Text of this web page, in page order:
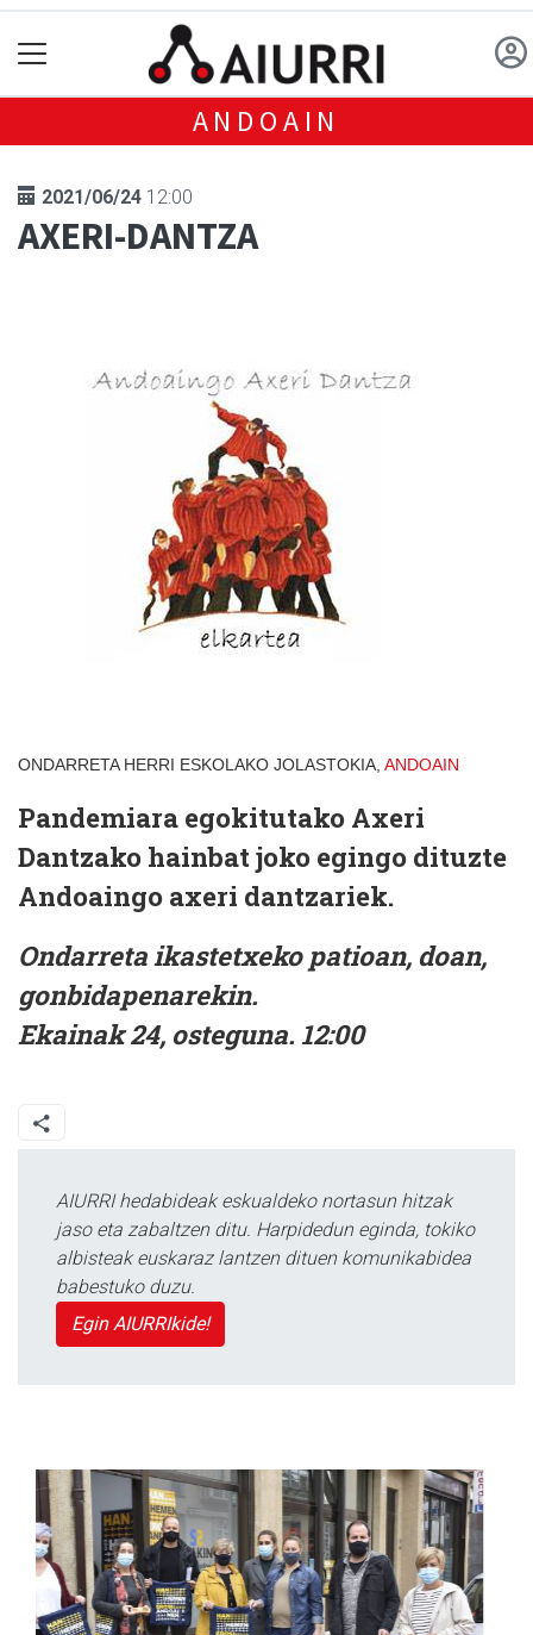
ANDOAIN
2021/06/24 12:00
AXERI-DANTZA
ONDARRETA HERRI ESKOLAKO JOLASTOKIA, ANDOAIN
Pandemiara egokitutako Axeri
Dantzako hainbat joko egingo dituzte
Andoaingo axeri dantzariek.
Ondarreta ikastetxeko patioan, doan,
gonbidapenarekin.
Ekainak 24, osteguna. 12:00
AIURRI hedabideak eskualdeko nortasun hitzak
jaso eta zabaltzen ditu. Harpidedun eginda, tokiko
albisteak euskaraz lantzen dituen komunikabidea
babestuko duzu.
Egin AIURRIkide!